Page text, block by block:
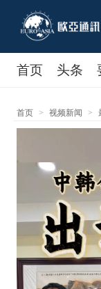
首页 头条
首页 > 视频新闻 >